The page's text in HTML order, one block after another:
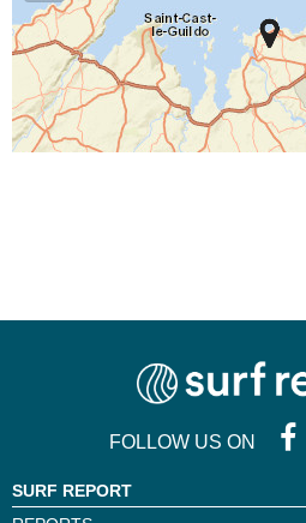
FOLLOW US ON
SURF REPORT